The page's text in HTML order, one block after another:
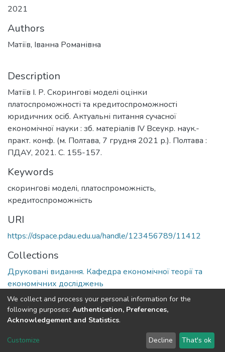
2021
Authors
Матіїв, Іванна Романівна
Description
Матіїв І. Р. Скорингові моделі оцінки
платоспроможності та кредитоспроможності
юридичних осіб. Актуальні питання сучасної
економічної науки : зб. матеріалів ІV Всеукр. наук.-
практ. конф. (м. Полтава, 7 грудня 2021 р.). Полтава :
ПДАУ, 2021. С. 155-157.
Keywords
скорингові моделі, платоспроможність,
кредитоспроможність
URI
https://dspace.pdau.edu.ua/handle/123456789/11412
Collections
Друковані видання. Кафедра економічної теорії та
економічних досліджень
Full item page
DSpace software copyright © 2002-2026 LYRASIS
Send Feedback
We collect and process your personal information for the
following purposes: Authentication, Preferences,
Acknowledgement and Statistics.
Customize Decline That's ok